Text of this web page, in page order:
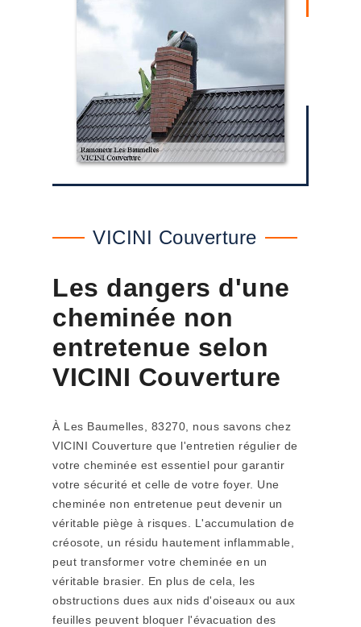
VICINI Couverture
Les dangers d'une
cheminée non
entretenue selon
VICINI Couverture
À Les Baumelles, 83270, nous savons chez
VICINI Couverture que l'entretien régulier de
votre cheminée est essentiel pour garantir
votre sécurité et celle de votre foyer. Une
cheminée non entretenue peut devenir un
véritable piège à risques. L'accumulation de
créosote, un résidu hautement inflammable,
peut transformer votre cheminée en un
véritable brasier. En plus de cela, les
obstructions dues aux nids d'oiseaux ou aux
feuilles peuvent bloquer l'évacuation des